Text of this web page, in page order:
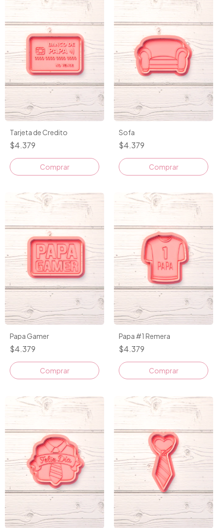
Tarjeta de Credito
$4.379
Comprar
Sofa
$4.379
Comprar
Papa Gamer
$4.379
Comprar
Papa #1 Remera
$4.379
Comprar